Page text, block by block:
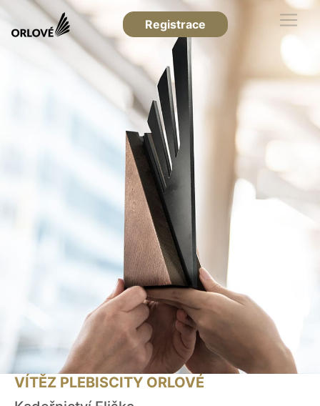
Registrace
VÍTĚZ PLEBISCITY ORLOVÉ